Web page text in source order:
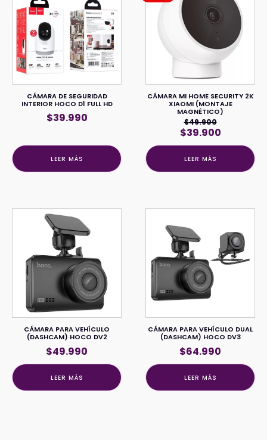
CÁMARA DE SEGURIDAD
INTERIOR HOCO D1 FULL HD
$39.990
LEER MÁS
CÁMARA MI HOME SECURITY 2K
XIAOMI (MONTAJE
MAGNÉTICO)
$49.900
El
precio
original
era:
$39.900El
precio
actual
es:
LEER MÁS
CÁMARA PARA VEHÍCULO
(DASHCAM) HOCO DV2
$49.990
LEER MÁS
CÁMARA PARA VEHÍCULO DUAL
(DASHCAM) HOCO DV3
$64.990
LEER MÁS